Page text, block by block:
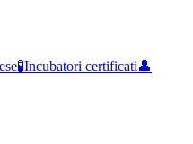
🧪Incubatori certificati👤